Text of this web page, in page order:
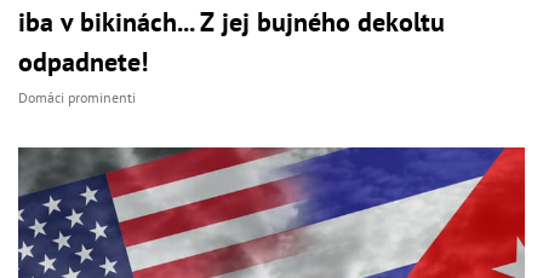
iba v bikinách... Z jej bujného dekoltu
odpadnete!
Domáci prominenti